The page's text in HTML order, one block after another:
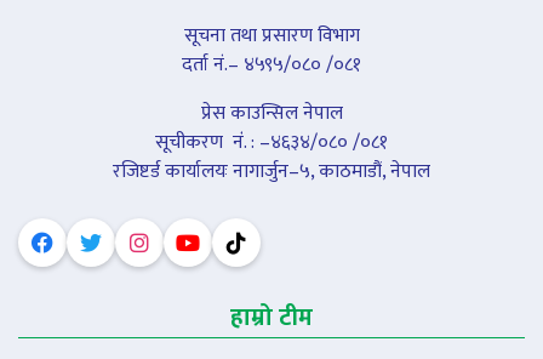
सूचना तथा प्रसारण विभाग
दर्ता नं.– ४५९५/०८० /०८१
प्रेस काउन्सिल नेपाल
सूचीकरण नंं. : –४६३४/०८० /०८१
रजिष्टर्ड कार्यालयः नागार्जुन–५, काठमाडौं, नेपाल
हाम्रो टीम